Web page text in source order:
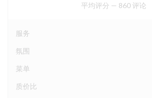
平均评分 — 860 评论
服务
氛围
菜单
质价比